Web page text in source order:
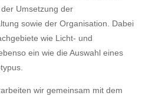
Umsetzung der
sowie der Organisation. Dabei
wie Licht- und
ein wie die Auswahl eines
wir gemeinsam mit dem